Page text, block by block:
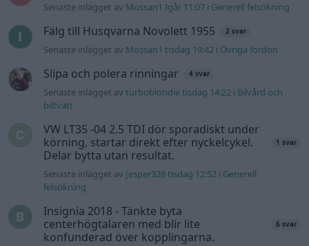
Senaste inlägget av Mossan1 Igår 11:07 i Generell felsökning
Fälg till Husqvarna Novolett 1955 2 svar
Senaste inlägget av Mossan1 tisdag 19:42 i Övriga fordon
Slipa och polera rinningar 4 svar
Senaste inlägget avturboblondie tisdag 14:22 i Bilvård och
biltvätt
VW LT35 -04 2.5 TDI dör sporadiskt under
körning, startar direkt efter nyckelcykel.
Delar bytta utan resultat.
1 svar
Senaste inlägget av Jesper328 tisdag 12:52 i Generell
felsökning
Insignia 2018 - Tänkte byta
centerhögtalaren med blir lite
konfunderad över kopplingarna.
6 svar